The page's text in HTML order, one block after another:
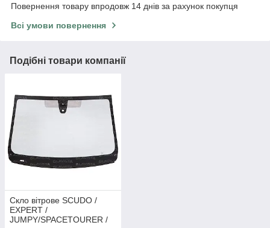
Повернення товару впродовж 14 днів за рахунок покупця
Всі умови повернення
Подібні товари компанії
Скло вітрове SCUDO /
EXPERT /
JUMPY/SPACETOURER /